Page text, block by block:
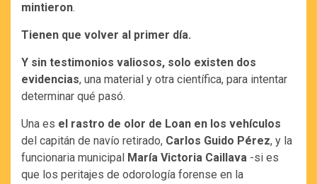
mintieron.
Tienen que volver al primer día.
Y sin testimonios valiosos, solo existen dos
evidencias, una material y otra científica, para intentar
determinar qué pasó.
Una es el rastro de olor de Loan en los vehículos
del capitán de navío retirado, Carlos Guido Pérez, y la
funcionaria municipal María Victoria Caillava -si es
que los peritajes de odorología forense en la